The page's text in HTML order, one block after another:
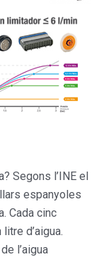
Segons l’INE el
espanyoles
Cada cinc
d’aigua.
l’aigua